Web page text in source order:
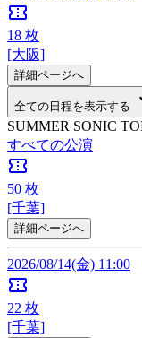
confirmation_number
18 枚
[大阪]
詳細ページへ
全ての日程を表示する
SUMMER SONIC
すべての公演
confirmation_number
50 枚
[千葉]
詳細ページへ
2026/08/14(金) 11:00
confirmation_number
22 枚
[千葉]